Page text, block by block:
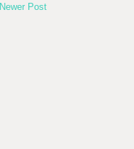
Newer Post